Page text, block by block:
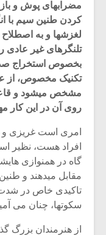
مضرابهای پوش و
کردن طنین سیم با
لغزشها و به اصطلاح
تلنگرهای غیر
بخصوص استخراج
تکنیک مخصوص، از
مشخص میشود و
روی آن در این کار
امری است غریزی و
افراد هست، نظیر
گاه در همنوازی
مقابل میدهند و
تاکیدی خاص در
سکوتها، چنان می
از هنرمندان بزرگ